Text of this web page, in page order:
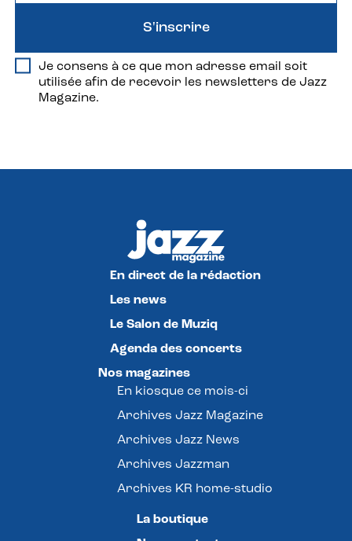
Je consens à ce que mon adresse email soit
utilisée afin de recevoir les newsletters de Jazz
Magazine.
S'inscrire
En direct de la rédaction
Les news
Le Salon de Muziq
Agenda des concerts
Nos magazines
En kiosque ce mois-ci
Archives Jazz Magazine
Archives Jazz News
Archives Jazzman
Archives KR home-studio
La boutique